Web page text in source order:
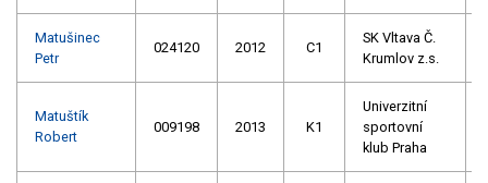
Matušinec
Petr
024120 2012 C1
SK Vltava Č.
Krumlov z.s.
Matuštík
Robert
009198 2013 K1
Univerzitní
sportovní
klub Praha